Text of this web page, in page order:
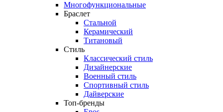
Многофункциональные
Браслет
Стальной
Керамический
Титановый
Стиль
Классический стиль
Дизайнерские
Военный стиль
Спортивный стиль
Дайверские
Топ-бренды